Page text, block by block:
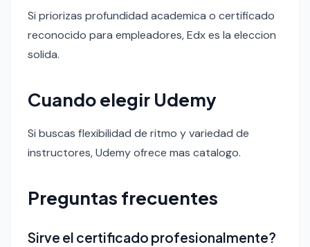
Si priorizas profundidad academica o certificado
reconocido para empleadores, Edx es la eleccion
solida.
Cuando elegir Udemy
Si buscas flexibilidad de ritmo y variedad de
instructores, Udemy ofrece mas catalogo.
Preguntas frecuentes
Sirve el certificado profesionalmente?